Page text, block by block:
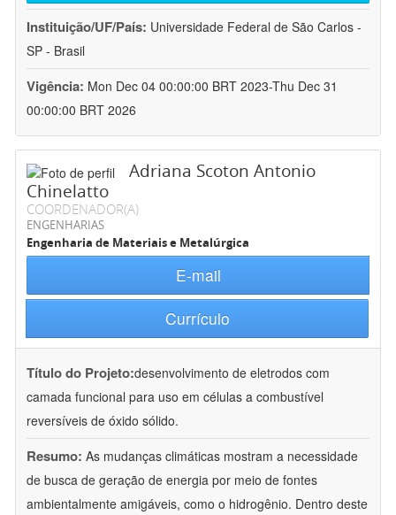
Instituição/UF/País: Universidade Federal de São Carlos -
SP - Brasil
Vigência: Mon Dec 04 00:00:00 BRT 2023-Thu Dec 31
00:00:00 BRT 2026
Adriana Scoton Antonio
Chinelatto
COORDENADOR(A)
ENGENHARIAS
Engenharia de Materiais e Metalúrgica
E-mail
Currículo
Título do Projeto:desenvolvimento de eletrodos com
camada funcional para uso em células a combustível
reversíveis de óxido sólido.
Resumo: As mudanças climáticas mostram a necessidade
de busca de geração de energia por meio de fontes
ambientalmente amigáveis, como o hidrogênio. Dentro deste